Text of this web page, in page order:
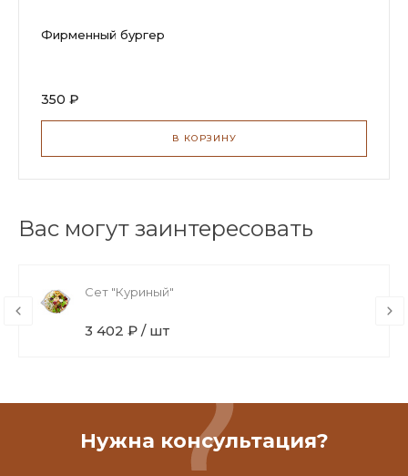
Фирменный бургер
350 ₽
В КОРЗИНУ
Вас могут заинтересовать
Сет "Куриный"
3 402 ₽ / шт
Нужна консультация?